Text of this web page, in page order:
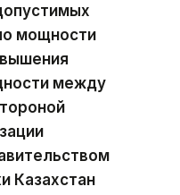
мощности
между
Казахстан